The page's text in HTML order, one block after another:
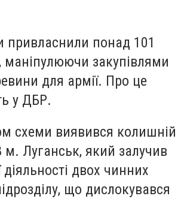
привласнили понад 101
маніпулюючи закупівлями
для армії. Про це
у ДБР.
схеми виявився колишній
м. Луганськ, який залучив
двох чинних
що дислокувався